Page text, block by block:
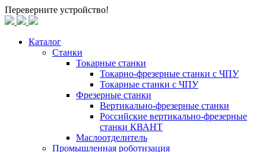
Переверните устройство!
Каталог
Станки
Токарные станки
Токарно-фрезерные станки c ЧПУ
Токарные станки с ЧПУ
Фрезерные станки
Вертикально-фрезерные станки
Российские вертикально-фрезерные
станки КВАНТ
Маслоотделитель
Промышленная роботизация